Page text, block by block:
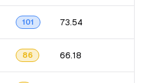
101 73.54
86 66.18